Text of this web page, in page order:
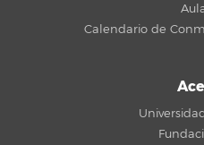
Calendario de